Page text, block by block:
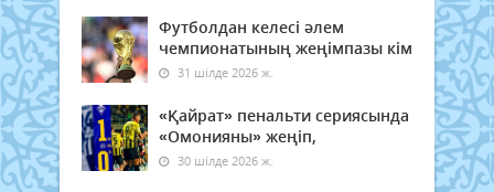
Футболдан келесі әлем
чемпионатының жеңімпазы кім
31 шілде 2026 ж.
«Қайрат» пенальти сериясында
«Омонияны» жеңіп,
30 шілде 2026 ж.